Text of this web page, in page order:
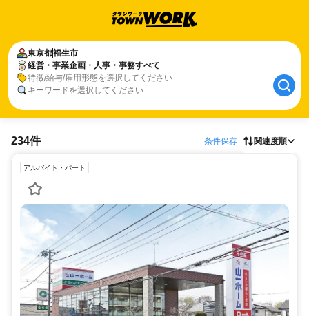
東京都福生市
経営・事業企画・人事・事務すべて
特徴/給与/雇用形態を選択してください
キーワードを選択してください
234件 条件保存 関連度順
アルバイト・パート